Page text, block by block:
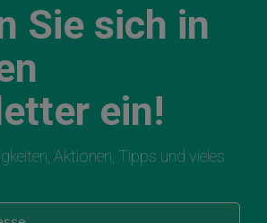
Sie sich in
ein!
Aktionen, Tipps und vieles